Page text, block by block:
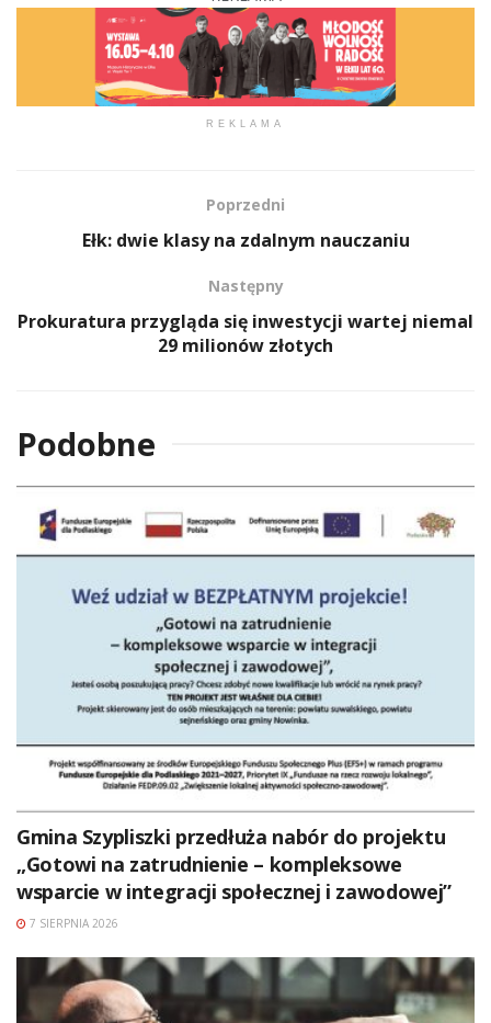
REKLAMA
Poprzedni
Ełk: dwie klasy na zdalnym nauczaniu
Następny
Prokuratura przygląda się inwestycji wartej niemal
29 milionów złotych
Podobne
Gmina Szypliszki przedłuża nabór do projektu
„Gotowi na zatrudnienie – kompleksowe
wsparcie w integracji społecznej i zawodowej”
7 SIERPNIA 2026